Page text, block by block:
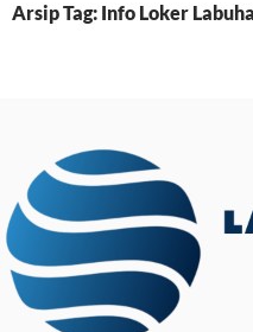
Arsip Tag: Info Loker